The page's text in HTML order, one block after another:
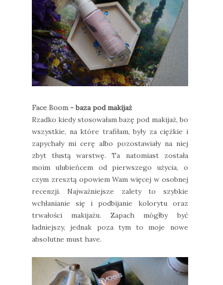
Face Boom- baza pod makijaż
Rzadko kiedy stosowałam bazę pod makijaż, bo
wszystkie, na które trafiłam, były za ciężkie i
zapychały mi cerę albo pozostawiały na niej
zbyt tłustą warstwę. Ta natomiast została
moim ulubieńcem od pierwszego użycia, o
czym zresztą opowiem Wam więcej w osobnej
recenzji. Najważniejsze zalety to szybkie
wchłanianie się i podbijanie kolorytu oraz
trwałości makijażu. Zapach mógłby być
ładniejszy, jednak poza tym to moje nowe
absolutne must have.